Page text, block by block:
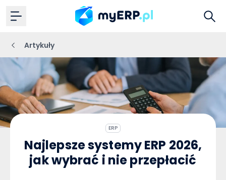
Artykuły
ERP
Najlepsze systemy ERP 2026,
jak wybrać i nie przepłacić